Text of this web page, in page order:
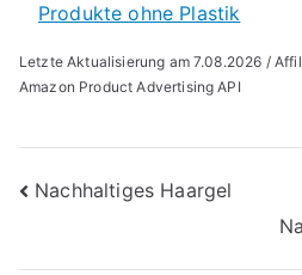
Produkte ohne Plastik
Letzte Aktualisierung am 7.08.2026 /
Amazon Product Advertising API
Nachhaltiges Haargel